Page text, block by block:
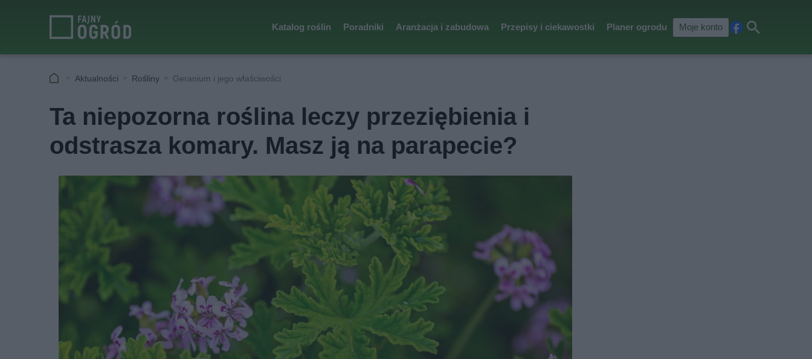
Katalog roślin Poradniki Aranżacja i zabudowa Przepisy i ciekawostki Planer ogrodu Moje konto
cebkaj
Aktualności Rośliny Geranium i jego właściwości
Ta niepozorna roślina leczy przeziębienia i
odstrasza komary. Masz ją na parapecie?